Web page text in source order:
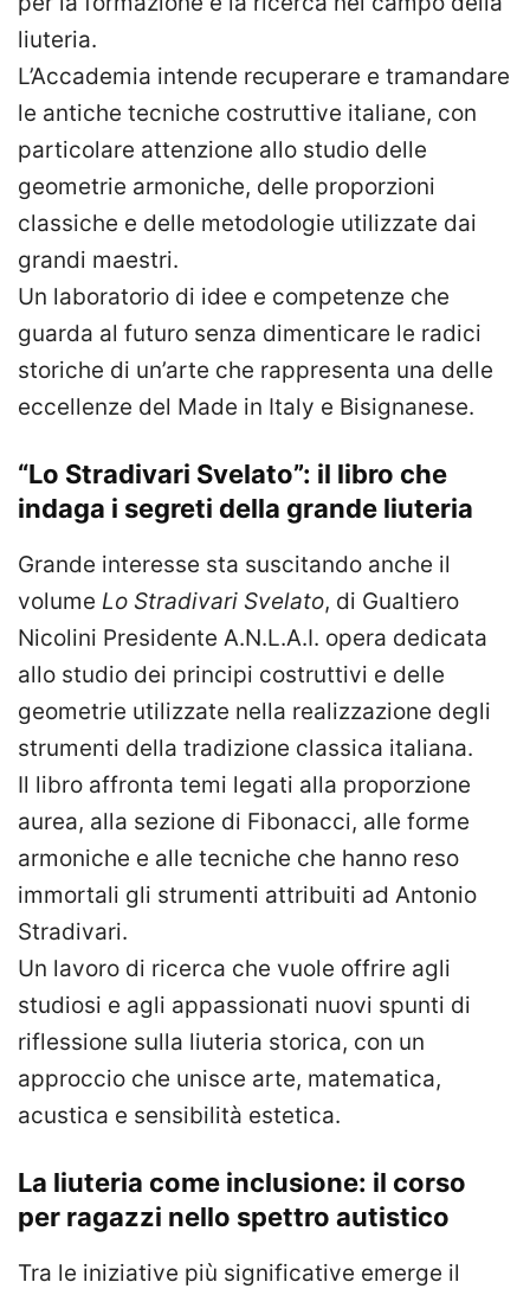
liuteria.
L’Accademia intende recuperare e tramandare
le antiche tecniche costruttive italiane, con
particolare attenzione allo studio delle
geometrie armoniche, delle proporzioni
classiche e delle metodologie utilizzate dai
grandi maestri.
Un laboratorio di idee e competenze che
guarda al futuro senza dimenticare le radici
storiche di un’arte che rappresenta una delle
eccellenze del Made in Italy e Bisignanese.
“Lo Stradivari Svelato”: il libro che
indaga i segreti della grande liuteria
Grande interesse sta suscitando anche il
volume Lo Stradivari Svelato, di Gualtiero
Nicolini Presidente A.N.L.A.I. opera dedicata
allo studio dei principi costruttivi e delle
geometrie utilizzate nella realizzazione degli
strumenti della tradizione classica italiana.
Il libro affronta temi legati alla proporzione
aurea, alla sezione di Fibonacci, alle forme
armoniche e alle tecniche che hanno reso
immortali gli strumenti attribuiti ad Antonio
Stradivari.
Un lavoro di ricerca che vuole offrire agli
studiosi e agli appassionati nuovi spunti di
riflessione sulla liuteria storica, con un
approccio che unisce arte, matematica,
acustica e sensibilità estetica.
La liuteria come inclusione: il corso
per ragazzi nello spettro autistico
Tra le iniziative più significative emerge il